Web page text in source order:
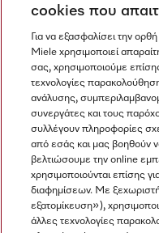
Ανακαλύψτε τα Miele
Newsletter
Miele στο Instagram
Miele στο Facebook
Miele στο
cookies που
Για να εξασφαλίσει την
Miele χρησιμοποιεί
σας, χρησιμοποιούμε
τεχνολογίες
ανάλυσης,
συνεργάτες και τους
συλλέγουν πληροφορίες
από εσάς και μας βοηθούν
βελτιώσουμε την online
χρησιμοποιούνται επίσης
διαφημίσεων. Με
εξατομίκευση»),
άλλες τεχνολογίες